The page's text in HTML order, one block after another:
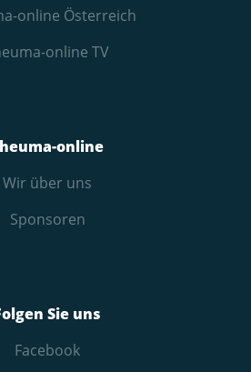
online Österreich
online TV
online
Wir über uns
Sponsoren
Sie uns
Facebook